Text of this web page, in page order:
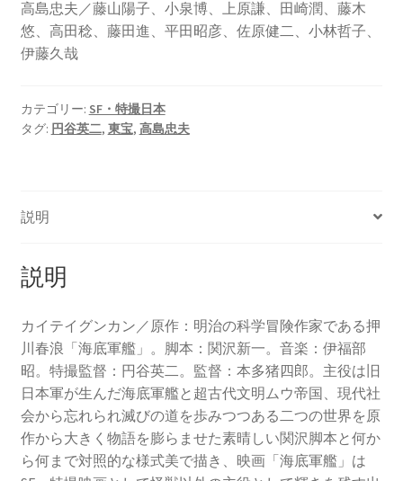
高島忠夫／藤山陽子、小泉博、上原謙、田崎潤、藤木
悠、高田稔、藤田進、平田昭彦、佐原健二、小林哲子、
伊藤久哉
カテゴリー: SF・特撮日本
タグ: 円谷英二, 東宝, 高島忠夫
説明
説明
カイテイグンカン／原作：明治の科学冒険作家である押
川春浪「海底軍艦」。脚本：関沢新一。音楽：伊福部
昭。特撮監督：円谷英二。監督：本多猪四郎。主役は旧
日本軍が生んだ海底軍艦と超古代文明ムウ帝国、現代社
会から忘れられ滅びの道を歩みつつある二つの世界を原
作から大きく物語を膨らませた素晴しい関沢脚本と何か
ら何まで対照的な様式美で描き、映画「海底軍艦」は